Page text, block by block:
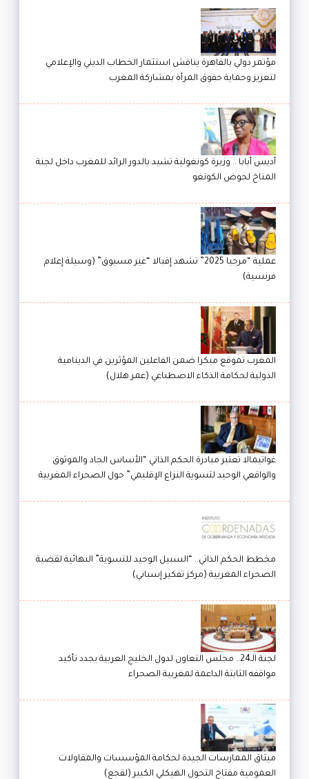
مؤتمر دولي بالقاهرة يناقش استثمار الخطاب الديني والإعلامي
لتعزيز وحماية حقوق المرأة بمشاركة المغرب
أديس أبابا .. وزيرة كونغولية تشيد بالدور الرائد للمغرب داخل لجنة
المناخ لحوض الكونغو
عملية “مرحبا 2025” تشهد إقبالا “غير مسبوق” (وسيلة إعلام
فرنسية)
المغرب تموقع مبكرا ضمن الفاعلين المؤثرين في الدينامية
الدولية لحكامة الذكاء الاصطناعي (عمر هلال)
غواتيمالا تعتبر مبادرة الحكم الذاتي “الأساس الجاد والموثوق
والواقعي الوحيد لتسوية النزاع الإقليمي” حول الصحراء المغربية
مخطط الحكم الذاتي.. “السبيل الوحيد للتسوية” النهائية لقضية
الصحراء المغربية (مركز تفكير إسباني)
لجنة الـ24.. مجلس التعاون لدول الخليج العربية يجدد تأكيد
مواقفه الثابتة الداعمة لمغربية الصحراء
ميثاق الممارسات الجيدة لحكامة المؤسسات والمقاولات
العمومية مفتاح التحول الهيكلي الكبير (لقجع)